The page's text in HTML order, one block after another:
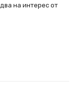
на интерес от